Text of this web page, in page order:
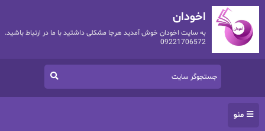
اخودان
به سایت اخودان خوش آمدید هرجا مشکلی داشتید با ما در ارتباط باشید.
09221706572
منو